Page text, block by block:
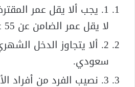
لا يقل عمر الضامن عن 55 عاماً.
سعودي.